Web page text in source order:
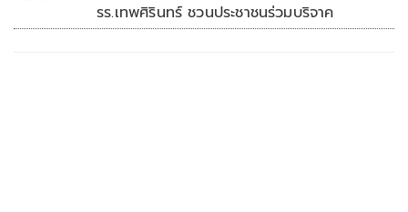
รร.เทพศิรินทร์ ชวนประชาชนร่วมบริจาค